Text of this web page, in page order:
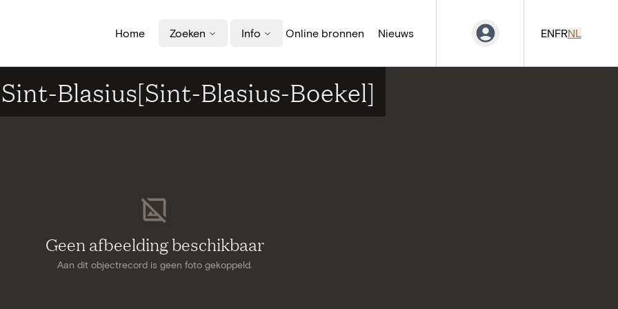
Home Zoeken Info Online bronnen Nieuws ENFRNL
Geen afbeelding beschikbaar
Aan dit objectrecord is geen foto gekoppeld.
Blasius[Sint-Blasius-Boekel]